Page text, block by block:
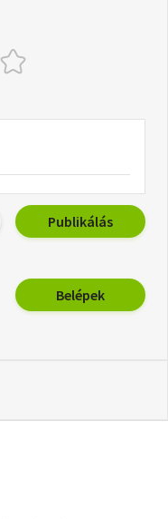
Publikálás
Belépek